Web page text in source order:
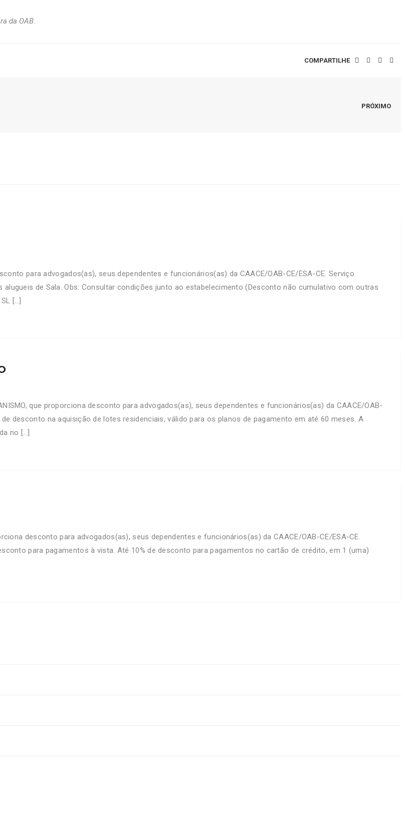
da OAB.
COMPARTILHE
PRÓXIMO
para advogados(as), seus dependentes e funcionários(as) da CAACE/OAB-CE/ESA-CE. Serviço
de Sala. Obs: Consultar condições junto ao estabelecimento (Desconto não cumulativo com outras
[…]
que proporciona desconto para advogados(as), seus dependentes e funcionários(as) da CAACE/OAB-
desconto na aquisição de lotes residenciais, válido para os planos de pagamento em até 60 meses. A
no […]
desconto para advogados(as), seus dependentes e funcionários(as) da CAACE/OAB-CE/ESA-CE.
para pagamentos à vista. Até 10% de desconto para pagamentos no cartão de crédito, em 1 (uma)